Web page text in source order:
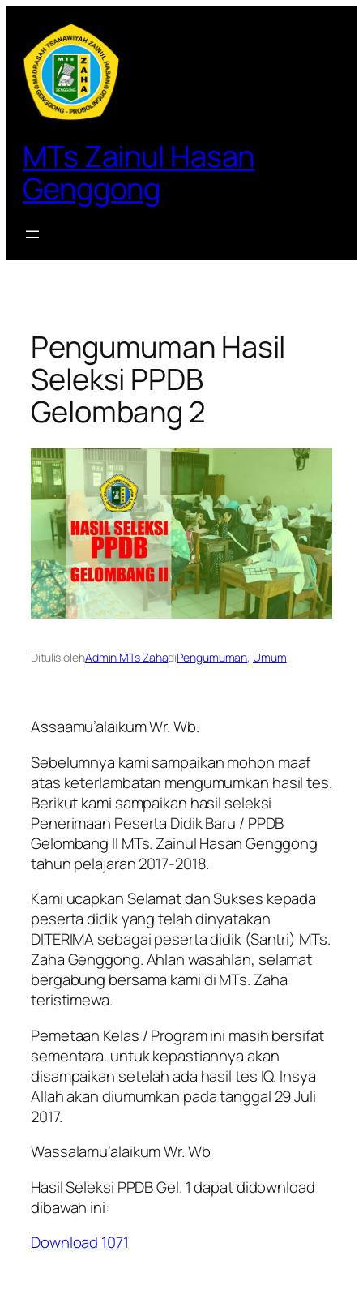
konten
MTs Zainul Hasan
Genggong
Pengumuman Hasil
Seleksi PPDB
Gelombang 2
Ditulis olehAdmin MTs ZahadiPengumuman, Umum
Assaamu’alaikum Wr. Wb.
Sebelumnya kami sampaikan mohon maaf
atas keterlambatan mengumumkan hasil tes.
Berikut kami sampaikan hasil seleksi
Penerimaan Peserta Didik Baru / PPDB
Gelombang II MTs. Zainul Hasan Genggong
tahun pelajaran 2017-2018.
Kami ucapkan Selamat dan Sukses kepada
peserta didik yang telah dinyatakan
DITERIMA sebagai peserta didik (Santri) MTs.
Zaha Genggong. Ahlan wasahlan, selamat
bergabung bersama kami di MTs. Zaha
teristimewa.
Pemetaan Kelas / Program ini masih bersifat
sementara. untuk kepastiannya akan
disampaikan setelah ada hasil tes IQ. Insya
Allah akan diumumkan pada tanggal 29 Juli
2017.
Wassalamu’alaikum Wr. Wb
Hasil Seleksi PPDB Gel. 1 dapat didownload
dibawah ini:
Download 1071